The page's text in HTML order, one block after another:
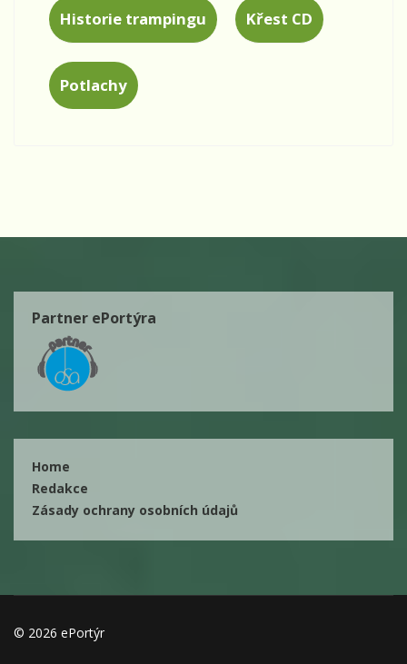
Historie trampingu Křest CD
Potlachy
Partner ePortýra
Home
Redakce
Zásady ochrany osobních údajů
© 2026 ePortýr